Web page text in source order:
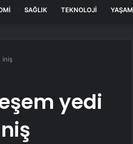
SAĞLIK TEKNOLOJI YAŞAM
iniş
yedi